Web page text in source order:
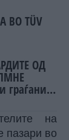
ВО TÜV
ОД
граѓани
на
пазари во